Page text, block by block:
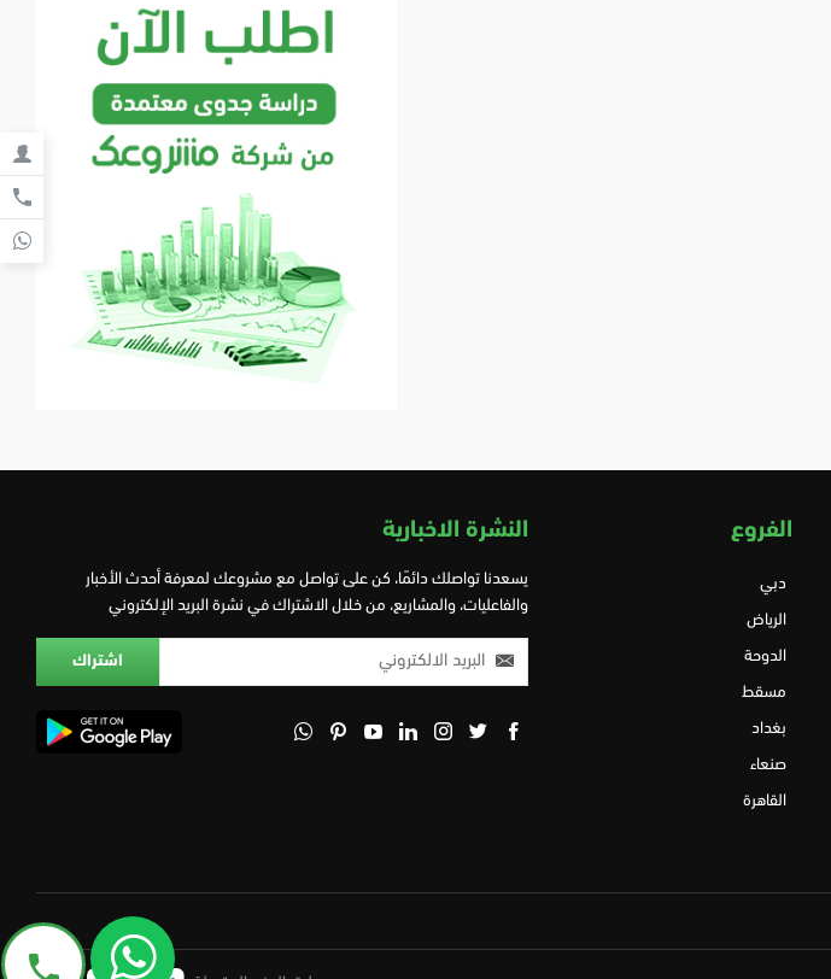
الفروع
دبي
الرياض
الدوحة
مسقط
بغداد
صنعاء
القاهرة
النشرة الاخبارية
يسعدنا تواصلك دائمًا، كن على تواصل مع مشروعك لمعرفة أحدث الأخبار
والفاعليات، والمشاريع، من خلال الاشتراك في نشرة البريد الإلكتروني